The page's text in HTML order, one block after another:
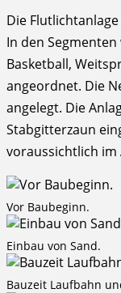
Die
In den
Basketball,
angeordnet. Die
angelegt. Die
Stabgitterzaun
voraussichtlich im
Vor Baubeginn.
Einbau von Sand.
Bauzeit Laufbahn